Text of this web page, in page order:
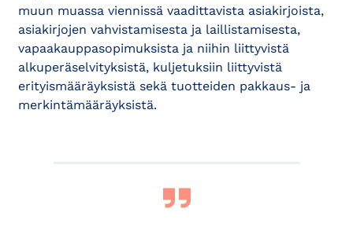
muun muassa viennissä vaadittavista asiakirjoista,
asiakirjojen vahvistamisesta ja laillistamisesta,
vapaakauppasopimuksista ja niihin liittyvistä
alkuperäselvityksistä, kuljetuksiin liittyvistä
erityismääräyksistä sekä tuotteiden pakkaus- ja
merkintämääräyksistä.